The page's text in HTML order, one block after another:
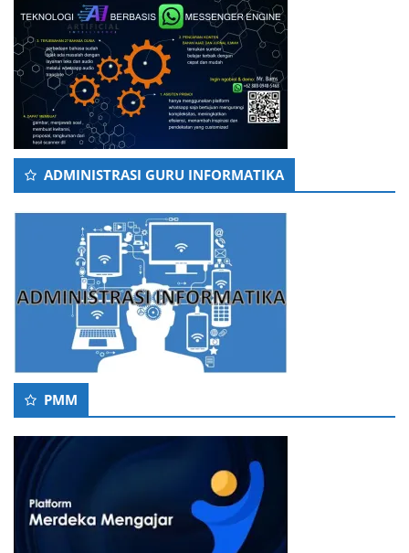
ADMINISTRASI GURU INFORMATIKA
PMM